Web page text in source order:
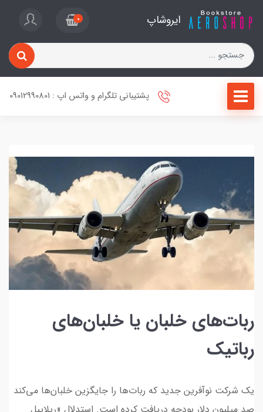
ایروشاپ 0
پشتیبانی تلگرام و واتس اپ : 09012990801
ربات‌های خلبان یا خلبان‌های
رباتیک
یک شرکت نوآفرین جدید که ربات‌ها را جایگزین خلبان‌ها می‌کند